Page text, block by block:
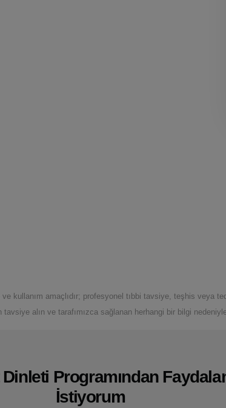
kullanım amaçlıdır; profesyonel tıbbi tavsiye, teşhis veya
alın ve tarafımızca sağlanan herhangi bir bilgi
Programından
İstiyorum